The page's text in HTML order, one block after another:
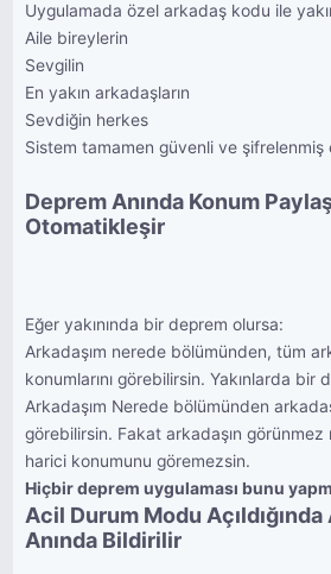
Uygulamada özel arkadaş kodu ile
Aile bireylerin
Sevgilin
En yakın arkadaşların
Sevdiğin herkes
Sistem tamamen güvenli ve şifrelenmiş
Deprem Anında Konum
Otomatikleşir
Eğer yakınında bir deprem olursa:
Arkadaşım nerede bölümünden, tüm
konumlarını görebilirsin. Yakınlarda bir
Arkadaşım Nerede bölümünden
görebilirsin. Fakat arkadaşın
harici konumunu göremezsin.
Hiçbir deprem uygulaması bunu
Acil Durum Modu Açıldığında
Anında Bildirilir